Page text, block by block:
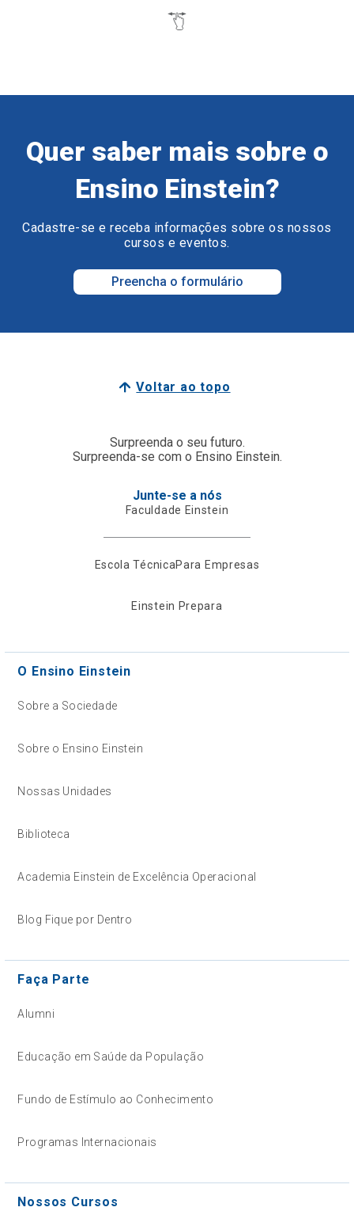
Quer saber mais sobre o
Ensino Einstein?
Cadastre-se e receba informações sobre os nossos
cursos e eventos.
Preencha o formulário
Voltar ao topo
Surpreenda o seu futuro.
Surpreenda-se com o Ensino Einstein.
Junte-se a nós
Faculdade Einstein
Escola TécnicaPara Empresas
Einstein Prepara
O Ensino Einstein
Sobre a Sociedade
Sobre o Ensino Einstein
Nossas Unidades
Biblioteca
Academia Einstein de Excelência Operacional
Blog Fique por Dentro
Faça Parte
Alumni
Educação em Saúde da População
Fundo de Estímulo ao Conhecimento
Programas Internacionais
Nossos Cursos